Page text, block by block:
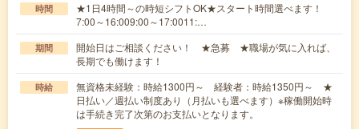
時間
★1日4時間～の時短シフトOK★スタート時間選べます！
7:00～16:009:00～17:0011:…
期間
開始日はご相談ください！ ★急募 ★職場が気に入れば、
長期でも働けます！
時給
無資格未経験：時給1300円～ 経験者：時給1350円～ ★
日払い／週払い制度あり（月払いも選べます）※稼働開始時
は手続き完了次第のお支払いとなります。